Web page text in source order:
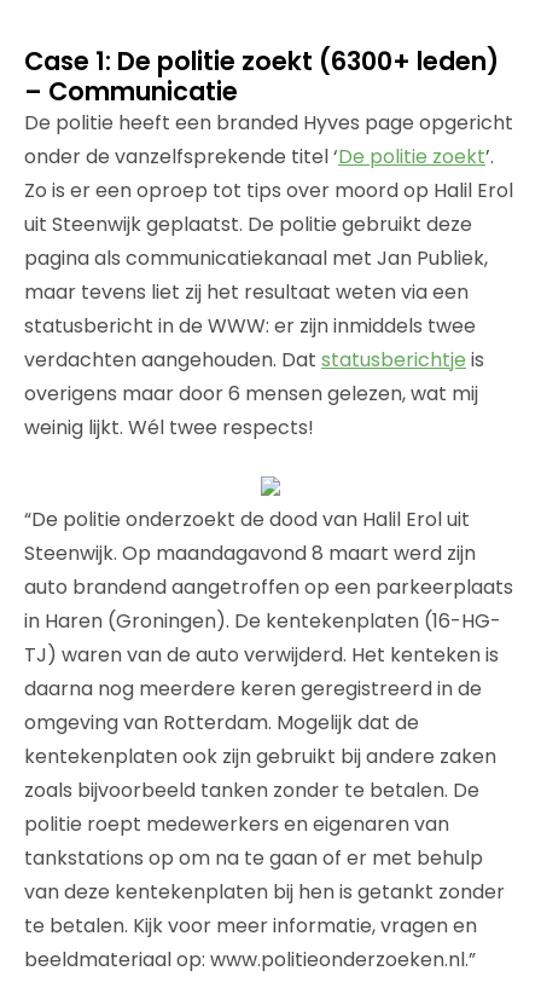
Case 1: De politie zoekt (6300+ leden)
– Communicatie
De politie heeft een branded Hyves page opgericht
onder de vanzelfsprekende titel ‘De politie zoekt’.
Zo is er een oproep tot tips over moord op Halil Erol
uit Steenwijk geplaatst. De politie gebruikt deze
pagina als communicatiekanaal met Jan Publiek,
maar tevens liet zij het resultaat weten via een
statusbericht in de WWW: er zijn inmiddels twee
verdachten aangehouden. Dat statusberichtje is
overigens maar door 6 mensen gelezen, wat mij
weinig lijkt. Wél twee respects!
“De politie onderzoekt de dood van Halil Erol uit
Steenwijk. Op maandagavond 8 maart werd zijn
auto brandend aangetroffen op een parkeerplaats
in Haren (Groningen). De kentekenplaten (16-HG-
TJ) waren van de auto verwijderd. Het kenteken is
daarna nog meerdere keren geregistreerd in de
omgeving van Rotterdam. Mogelijk dat de
kentekenplaten ook zijn gebruikt bij andere zaken
zoals bijvoorbeeld tanken zonder te betalen. De
politie roept medewerkers en eigenaren van
tankstations op om na te gaan of er met behulp
van deze kentekenplaten bij hen is getankt zonder
te betalen. Kijk voor meer informatie, vragen en
beeldmateriaal op: www.politieonderzoeken.nl.”